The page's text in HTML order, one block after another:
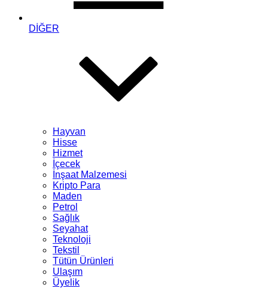
DİĞER
Hayvan
Hisse
Hizmet
İçecek
İnşaat Malzemesi
Kripto Para
Maden
Petrol
Sağlık
Seyahat
Teknoloji
Tekstil
Tütün Ürünleri
Ulaşım
Üyelik